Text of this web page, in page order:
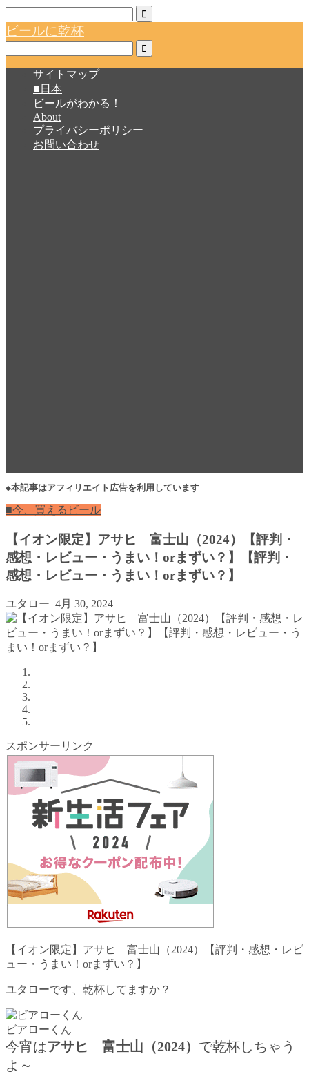
ビールに乾杯
サイトマップ
■日本
ビールがわかる！
About
プライバシーポリシー
お問い合わせ
◆本記事はアフィリエイト広告を利用しています
■今、買えるビール
【イオン限定】アサヒ 富士山（2024）【評判・
感想・レビュー・うまい！orまずい？】【評判・
感想・レビュー・うまい！orまずい？】
ユタロー 4月 30, 2024
スポンサーリンク
【イオン限定】アサヒ 富士山（2024）【評判・感想・レビ
ュー・うまい！orまずい？】
ユタローです、乾杯してますか？
ビアローくん
今宵はアサヒ 富士山（2024） で乾杯しちゃう
よ～